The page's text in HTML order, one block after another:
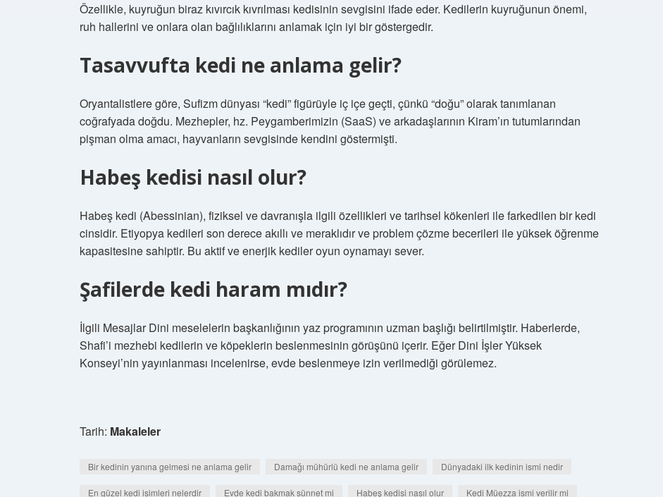
Özellikle, kuyruğun biraz kıvırcık kıvrılması kedisinin sevgisini ifade eder. Kedilerin kuyruğunun önemi,
ruh hallerini ve onlara olan bağlılıklarını anlamak için iyi bir göstergedir.
Tasavvufta kedi ne anlama gelir?
Oryantalistlere göre, Sufizm dünyası “kedi” figürüyle iç içe geçti, çünkü “doğu” olarak tanımlanan
coğrafyada doğdu. Mezhepler, hz. Peygamberimizin (SaaS) ve arkadaşlarının Kiram’ın tutumlarından
pişman olma amacı, hayvanların sevgisinde kendini göstermişti.
Habeş kedisi nasıl olur?
Habeş kedi (Abessinian), fiziksel ve davranışla ilgili özellikleri ve tarihsel kökenleri ile farkedilen bir kedi
cinsidir. Etiyopya kedileri son derece akıllı ve meraklıdır ve problem çözme becerileri ile yüksek öğrenme
kapasitesine sahiptir. Bu aktif ve enerjik kediler oyun oynamayı sever.
Şafilerde kedi haram mıdır?
İlgili Mesajlar Dini meselelerin başkanlığının yaz programının uzman başlığı belirtilmiştir. Haberlerde,
Shafi’i mezhebi kedilerin ve köpeklerin beslenmesinin görüşünü içerir. Eğer Dini İşler Yüksek
Konseyi’nin yayınlanması incelenirse, evde beslenmeye izin verilmediği görülemez.
Tarih: Makaleler
Bir kedinin yanına gelmesi ne anlama gelir Damağı mühürlü kedi ne anlama gelir Dünyadaki ilk kedinin ismi nedir
En güzel kedi isimleri nelerdir Evde kedi bakmak sünnet mi Habeş kedisi nasıl olur Kedi Müezza ismi verilir mi